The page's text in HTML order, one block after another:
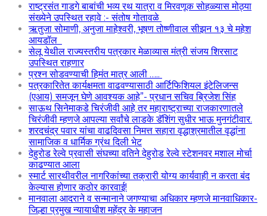
राष्ट्रसंत गाडगे बाबांची भव्य रथ यात्रा व मिरवणूक सोहळ्यास मोठ्या
संख्येने उपस्थित रहावे :- संतोष गोतावळे
ऋतुजा सोमाणी, अनुजा माहेश्वरी, भूषण तोष्णीवाल सीझन १३ चे महेश
आयडॉल
सेलू येथील राज्यस्तरीय पत्रकार मेळाव्यास मंत्री संजय शिरसाट
उपस्थित राहणार
प्रश्न सोडवण्याची हिमंत मात्र आली …..
पत्रकारितेत कार्यक्षमता वाढवण्यासाठी आर्टिफिशियल इंटेलिजन्स
(एआय) समजून घेणे आवश्यक आहे”- प्रधान सचिव ब्रिजेश सिंह
साऊथ सिनेमाकडे चिरंजीवी आहे तर महाराष्ट्राच्या राजकारणातले
चिरंजीवी म्हणजे आपल्या सर्वांचे लाडके डॅशिंग सुधीर भाऊ मुनगंटीवार.
शरदचंद्र पवार यांचा वाढदिवसा निमत्त सहारा वृद्धाश्रमातील वृद्धांना
सामाजिक व धार्मिक ग्रंथ दिली भेट
देहुरोड रेल्वे प्रवासी संघच्या वतिने देहुरोड रेल्वे स्टेशनवर मशाल मोर्चा
काढण्यात आला
स्मार्ट सारथीवरील नागरिकांच्या तक्रारी योग्य कार्यवाही न करता बंद
केल्यास होणार कठोर कारवाई!
मानवाला आदराने व सन्मानाने जगण्याचा अधिकार म्हणजे मानवाधिकार-
जिल्हा प्रमुख न्यायाधीश महेंद्र के महाजन